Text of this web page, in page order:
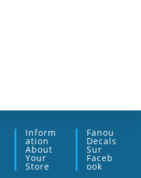
Inform
Ation
About
Your
Store
Fanou
Decals
Sur
Faceb
Ook